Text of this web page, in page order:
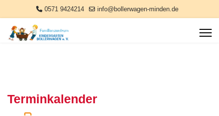
0571 9424214 info@bollerwagen-minden.de
Terminkalender